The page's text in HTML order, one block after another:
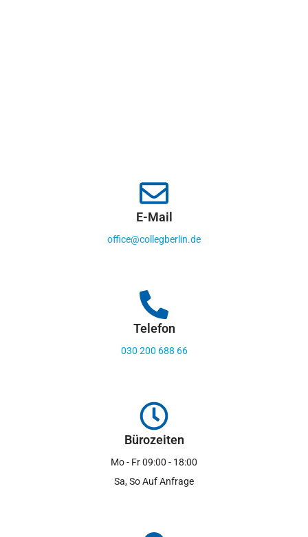
E-Mail
office@collegberlin.de
Telefon
030 200 688 66
Bürozeiten
Mo - Fr 09:00 - 18:00
Sa, So Auf Anfrage